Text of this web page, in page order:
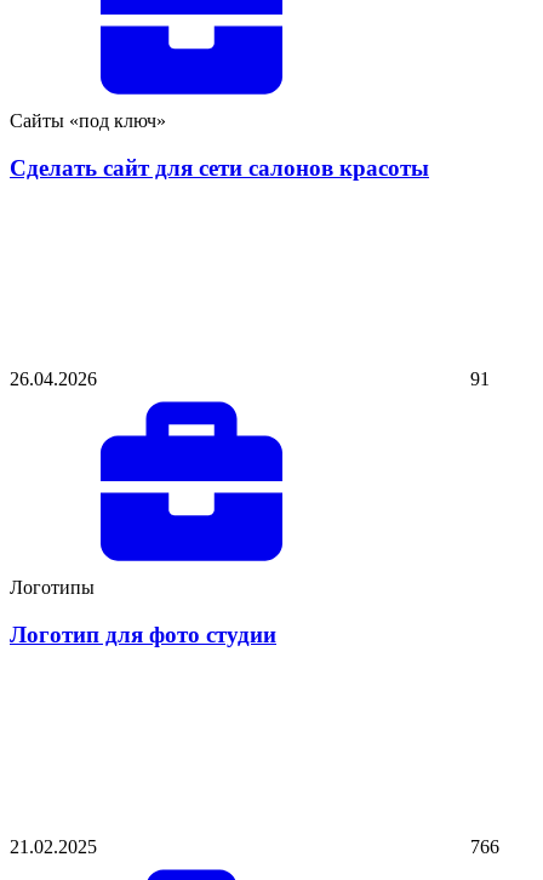
Сайты «под ключ»
Сделать сайт для сети салонов красоты
26.04.2026 91
Логотипы
Логотип для фото студии
21.02.2025 766